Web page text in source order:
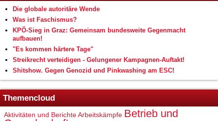
Die globale autoritäre Wende
Was ist Faschismus?
KPÖ-Sieg in Graz: Gemeinsam bundesweite Gegenmacht
aufbauen!
"Es kommen härtere Tage"
Streikrecht verteidigen - Gelungener Kampagnen-Auftakt!
Shitshow. Gegen Genozid und Pinkwashing am ESC!
Themencloud
Aktivitäten und BerichteArbeitskämpfe Betrieb und